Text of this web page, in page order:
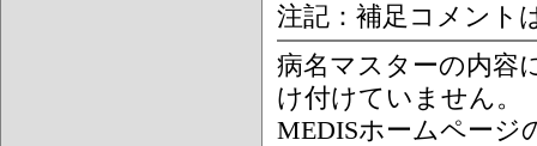
注記：補足コメント
病名マスターの内容
け付けていません。
MEDISホームページ